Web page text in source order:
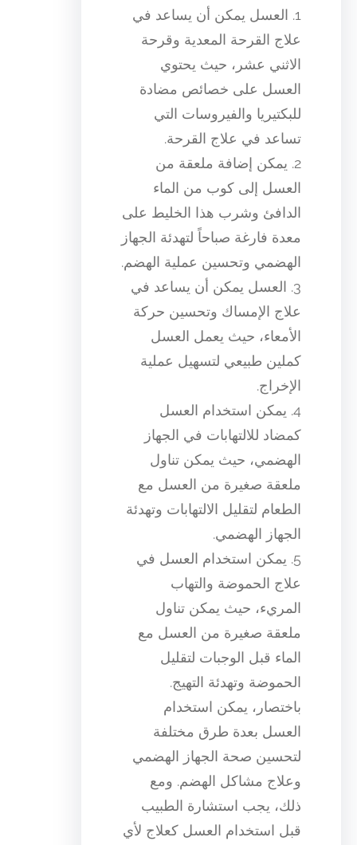
1. العسل يمكن أن يساعد في
علاج القرحة المعدية وقرحة
الاثني عشر، حيث يحتوي
العسل على خصائص مضادة
للبكتيريا والفيروسات التي
تساعد في علاج القرحة.
2. يمكن إضافة ملعقة من
العسل إلى كوب من الماء
الدافئ وشرب هذا الخليط على
معدة فارغة صباحاً لتهدئة الجهاز
الهضمي وتحسين عملية الهضم.
3. العسل يمكن أن يساعد في
علاج الإمساك وتحسين حركة
الأمعاء، حيث يعمل العسل
كملين طبيعي لتسهيل عملية
الإخراج.
4. يمكن استخدام العسل
كمضاد للالتهابات في الجهاز
الهضمي، حيث يمكن تناول
ملعقة صغيرة من العسل مع
الطعام لتقليل الالتهابات وتهدئة
الجهاز الهضمي.
5. يمكن استخدام العسل في
علاج الحموضة والتهاب
المريء، حيث يمكن تناول
ملعقة صغيرة من العسل مع
الماء قبل الوجبات لتقليل
الحموضة وتهدئة التهيج.
باختصار، يمكن استخدام
العسل بعدة طرق مختلفة
لتحسين صحة الجهاز الهضمي
وعلاج مشاكل الهضم. ومع
ذلك، يجب استشارة الطبيب
قبل استخدام العسل كعلاج لأي